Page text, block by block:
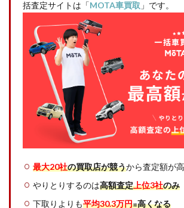
括査定サイトは「MOTA車買取 」です。
最大20社の買取店が競うから査定額が
やりとりするのは高額査定上位3社のみ
下取りよりも平均30.3万円※高くなる